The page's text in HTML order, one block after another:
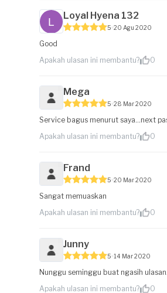
Loyal Hyena 132
5 20 Agu 2020
Good
Apakah ulasan ini membantu?
0
Mega
5 28 Mar 2020
Service bagus menurut saya...next
Apakah ulasan ini membantu?
0
Frand
5 20 Mar 2020
Sangat memuaskan
Apakah ulasan ini membantu?
0
Junny
5 14 Mar 2020
Nunggu seminggu buat ngasih
Apakah ulasan ini membantu?
0